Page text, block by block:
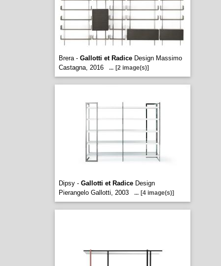
Brera - Gallotti et RadiceDesign Massimo
Castagna, 2016
... [2 image(s)]
Dipsy - Gallotti et RadiceDesign
Pierangelo Gallotti, 2003
... [4 image(s)]